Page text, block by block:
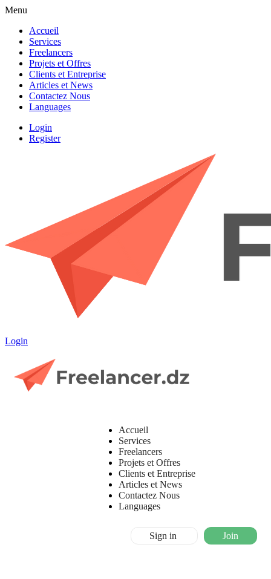
Menu
Accueil
Services
Freelancers
Projets et Offres
Clients et Entreprise
Articles et News
Contactez Nous
Languages
Login
Register
Login
Accueil
Services
Freelancers
Projets et Offres
Clients et Entreprise
Articles et News
Contactez Nous
Languages
Sign in Join